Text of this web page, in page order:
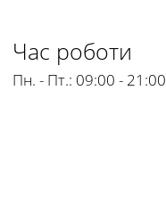
Час роботи
Пн. - Пт.: 09:00 - 21:00